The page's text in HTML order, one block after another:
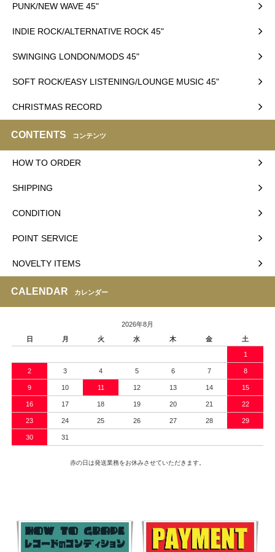
PUNK/NEW WAVE 45"
INDIE ROCK/ALTERNATIVE ROCK 45"
SWINGING LONDON/MODS 45"
SOFT ROCK/EASY LISTENING/LOUNGE MUSIC 45"
CHRISTMAS RECORD
CONTENTS コンテンツ
HOW TO ORDER
SHIPPING
CONDITION
POINT SERVICE
NOVELTY ITEMS
CALENDAR カレンダー
2026年8月
日
月 火 水 木 金 土
1
2 3 4 5 6 7 8
9 10 11 12 13 14 15
16 17 18 19 20 21 22
23 24 25 26 27 28 29
30 31
赤の日は発送業務をお休みさせていただきます。